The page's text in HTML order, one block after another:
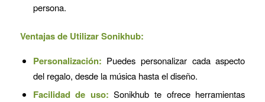
persona.
Ventajas de Utilizar Sonikhub:
Personalización: Puedes personalizar cada aspecto
del regalo, desde la música hasta el diseño.
Facilidad de uso: Sonikhub te ofrece herramientas